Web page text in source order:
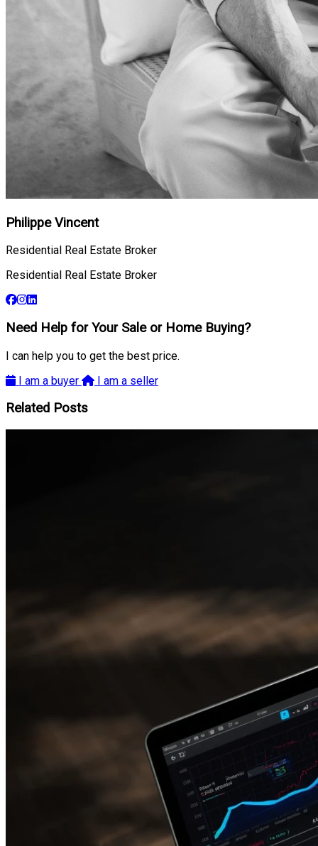
Philippe Vincent
Residential Real Estate Broker
Residential Real Estate Broker
Need Help for Your Sale or Home Buying?
I can help you to get the best price.
I am a buyer
I am a seller
Related Posts